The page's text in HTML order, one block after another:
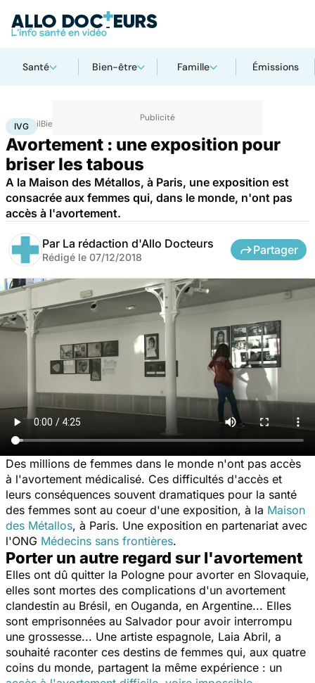
Santé Bien-être Famille Émissions
AccueilBien-être
IVG
Avortement : une exposition pour
briser les tabous
A la Maison des Métallos, à Paris, une exposition est
consacrée aux femmes qui, dans le monde, n'ont pas
accès à l'avortement.
Par La rédaction d'Allo Docteurs
Rédigé le 07/12/2018
Partager
Des millions de femmes dans le monde n'ont pas accès
à l'avortement médicalisé. Ces difficultés d'accès et
leurs conséquences souvent dramatiques pour la santé
des femmes sont au coeur d'une exposition, à la Maison
des Métallos, à Paris. Une exposition en partenariat avec
l'ONG Médecins sans frontières.
Porter un autre regard sur l'avortement
Elles ont dû quitter la Pologne pour avorter en Slovaquie,
elles sont mortes des complications d'un avortement
clandestin au Brésil, en Ouganda, en Argentine... Elles
sont emprisonnées au Salvador pour avoir interrompu
une grossesse... Une artiste espagnole, Laia Abril, a
souhaité raconter ces destins de femmes qui, aux quatre
coins du monde, partagent la même expérience : un